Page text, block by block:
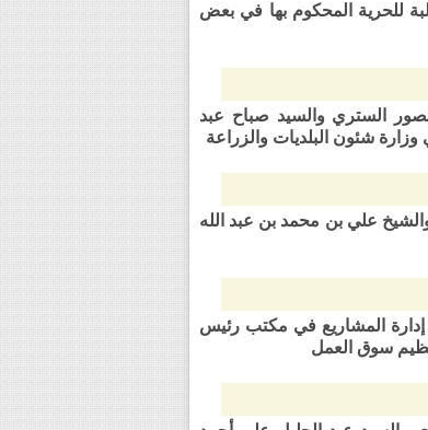
السالبة للحرية المحكوم بها في بعض
الشيخ منصور الستري والسيد صباح عبد
شئون البلديات والزراعة
والشيخ علي بن محمد بن عبد الله
مدير إدارة المشاريع في مكتب رئيس
سوق العمل